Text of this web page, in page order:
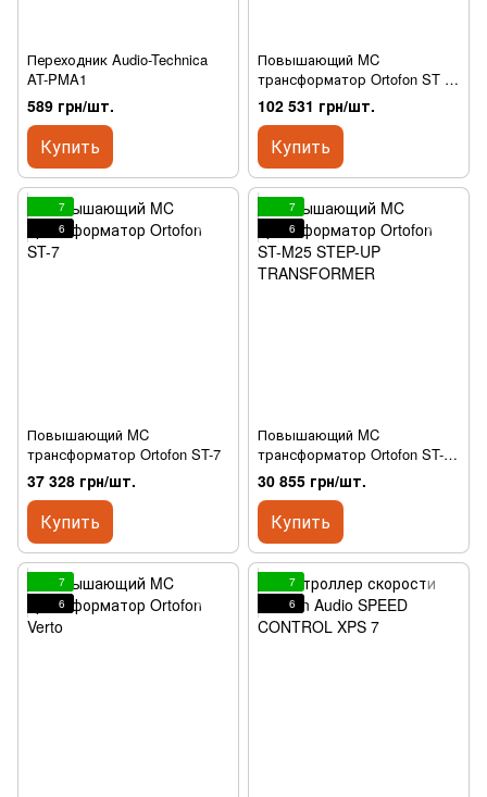
Переходник Audio-Technica
AT-PMA1
589 грн/шт.
Купить
Повышающий MC
трансформатор Ortofon ST 80
SE
102 531 грн/шт.
Купить
7
6
Повышающий MC
трансформатор Ortofon ST-7
37 328 грн/шт.
Купить
7
6
Повышающий MC
трансформатор Ortofon ST-
M25 STEP-UP
TRANSFORMER
30 855 грн/шт.
Купить
7
6
7
6